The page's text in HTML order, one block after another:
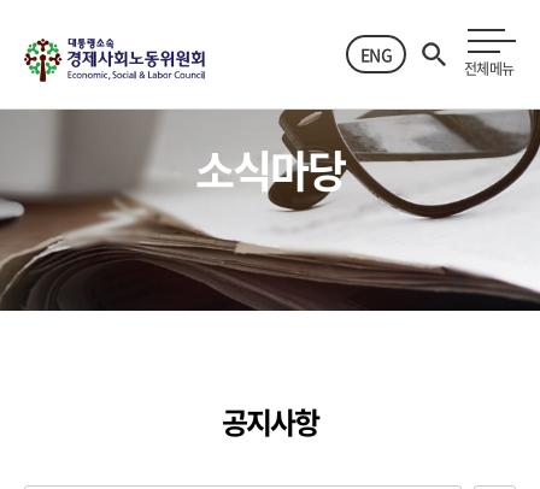
ENG
전체메뉴
소식마당
공지사항